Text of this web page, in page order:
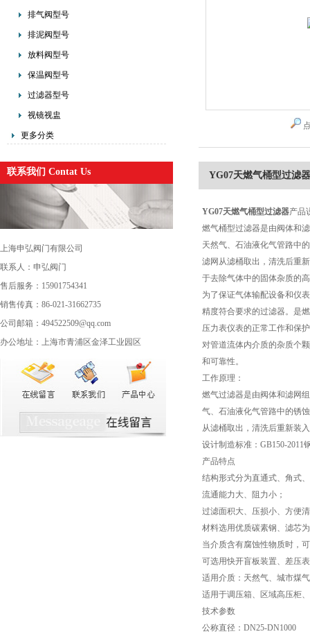
排气阀型号
排泥阀型号
放料阀型号
保温阀型号
过滤器型号
视镜视盅
更多分类
联系我们 Contat Us
上海申弘阀门有限公司
联系人：申弘阀门
售后服务：15901754341
销售传真：86-021-31662735
公司邮箱：494522509@qq.com
办公地址：上海市青浦区金泽工业园区
YG07天燃气桶型过滤器
YG07天燃气桶型过滤器产品
燃气桶型过滤器是由阀体和
天然气、石油液化气管路中
滤网从滤桶取出，清洗后重
于去除气体中的固体杂质的
为了保证气体输配设备和仪
精度符合要求的过滤器。是
压力表仪表的正常工作和保
对管道流体内介质的杂质个
和可靠性。
工作原理：
燃气过滤器是由阀体和滤网
气、石油液化气管路中的锈
从滤桶取出，清洗后重新装
设计制造标准：GB150-2011
产品特点
结构形式分为直通式、角式
流通能力大、阻力小；
过滤面积大、压损小、方便
材料选用优质碳素钢、滤芯
当介质含有腐蚀性物质时，
可选用快开盲板装置、差压
适用介质：天然气、城市煤
适用于调压箱、区域高压柜
技术参数
公称直径：DN25-